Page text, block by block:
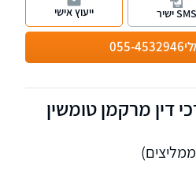
דרכים, רשלנות רפואית,
ומעסיקים בשלל
שכר וזכויות
055-4532946
SMS ישיר ייעוץ אישי
דין מרקמן טומשין